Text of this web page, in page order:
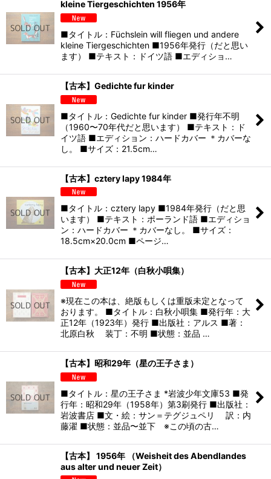
kleine Tiergeschichten 1956年
■タイトル：Füchslein will fliegen und andere
kleine Tiergeschichten ■1956年発行（だと思い
ます） ■テキスト：ドイツ語 ■エディショ…
【古本】Gedichte fur kinder
■タイトル：Gedichte fur kinder ■発行年不明
（1960〜70年代だと思います） ■テキスト：ド
イツ語 ■エディション：ハードカバー ＊カバーな
し。 ■サイズ：21.5cm…
【古本】cztery lapy 1984年
■タイトル：cztery lapy ■1984年発行（だと思
います） ■テキスト：ポーランド語 ■エディショ
ン：ハードカバー ＊カバーなし。 ■サイズ：
18.5cm×20.0cm ■ページ…
【古本】大正12年（白秋小唄集）
※現在この本は、絶版もしくは重版未定となって
おります。 ■タイトル：白秋小唄集 ■発行年：大
正12年（1923年）発行 ■出版社：アルス ■著：
北原白秋 装丁：不明 ■状態：並品 …
【古本】昭和29年（星の王子さま）
■タイトル：星の王子さま *岩波少年文庫53 ■発
行年：昭和29年（1958年）第3刷発行 ■出版社：
岩波書店 ■文・絵：サン＝テグジュペリ 訳：内
藤濯 ■状態：並品〜並下 ※この頃の古…
【古本】 1956年 （Weisheit des Abendlandes
aus alter und neuer Zeit）